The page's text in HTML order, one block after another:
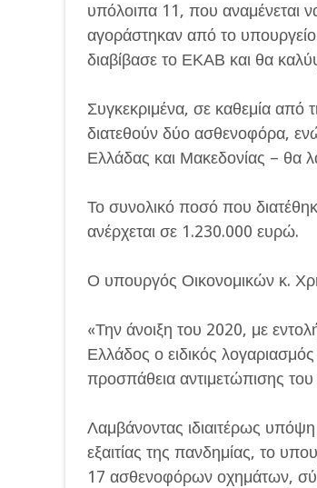
υπόλοιπα 11, που αναμένεται
αγοράστηκαν από το
διαβίβασε το ΕΚΑΒ και θα
Συγκεκριμένα, σε καθεμία από
διατεθούν δύο ασθενοφόρα,
Ελλάδας και Μακεδονίας – θα
Το συνολικό ποσό που
ανέρχεται σε 1.230.000 ευρώ.
Ο υπουργός Οικονομικών κ.
«Την άνοιξη του 2020, με
Ελλάδος ο ειδικός
προσπάθεια αντιμετώπισης του
Λαμβάνοντας ιδιαιτέρως
εξαιτίας της πανδημίας, το
17 ασθενοφόρων οχημάτων,